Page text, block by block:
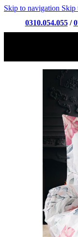
Skip to navigation Skip
0310.054.055/